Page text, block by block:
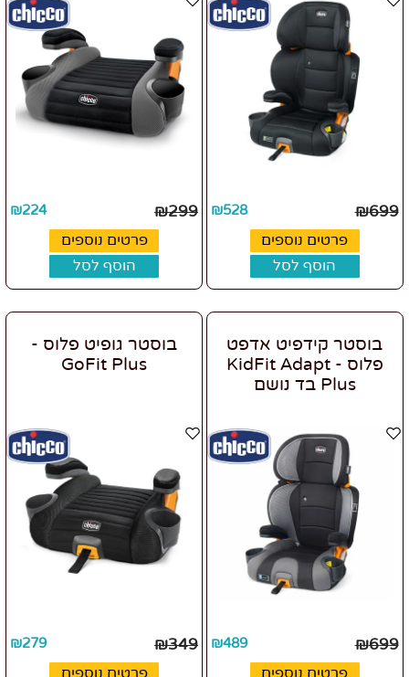
₪699
₪528
פרטים נוספים
הוסף לסל
₪299
₪224
פרטים נוספים
הוסף לסל
בוסטר קידפיט אדפט
פלוס - KidFit Adapt
Plus בד נושם
₪699
₪489
בוסטר גופיט פלוס -
GoFit Plus
₪349
₪279